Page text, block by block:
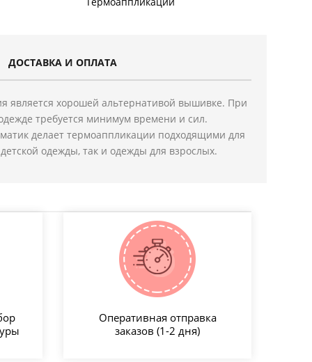
ДОСТАВКА И ОПЛАТА
является хорошей альтернативой вышивке. При
требуется минимум времени и сил.
делает термоаппликации подходящими для
одежды, так и одежды для взрослых.
Оперативная отправка
заказов (1-2 дня)